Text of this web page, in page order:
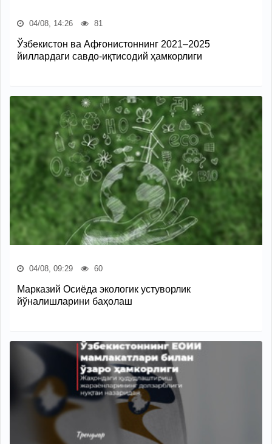
04/08, 14:26 81
Ўзбекистон ва Афғонистоннинг 2021–2025
йиллардаги савдо-иқтисодий ҳамкорлиги
04/08, 09:29 60
Марказий Осиёда экологик устуворлик
йўналишларини баҳолаш